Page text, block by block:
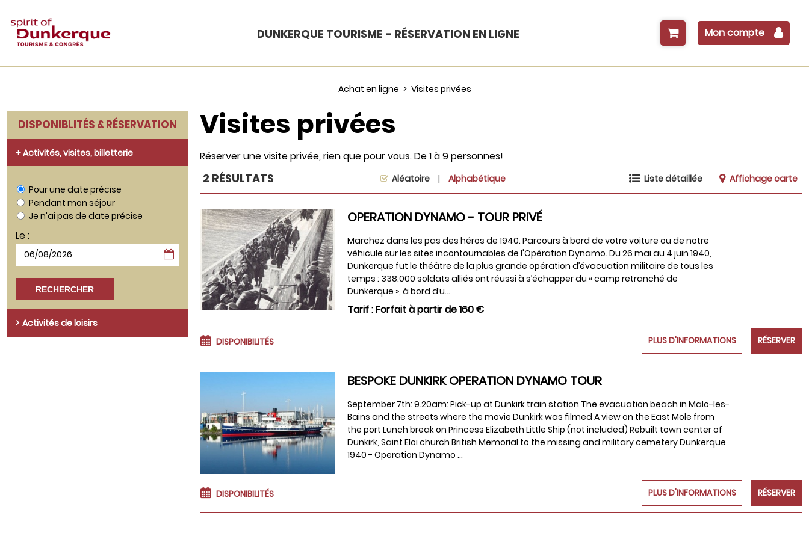
DUNKERQUE TOURISME - RÉSERVATION EN LIGNE Mon compte
Achat en ligne > Visites privées
DISPONIBLITÉS & RÉSERVATION
+ Activités, visites, billetterie
Pour une date précise
Pendant mon séjour
Je n'ai pas de date précise
Le :
Activités de loisirs
Visites privées
Réserver une visite privée, rien que pour vous. De 1 à 9 personnes!
Liste détaillée Affichage carte
2 RÉSULTATS Aléatoire Alphabétique
OPERATION DYNAMO - TOUR PRIVÉ
Marchez dans les pas des héros de 1940. Parcours à bord de votre voiture ou de notre
véhicule sur les sites incontournables de l'Opération Dynamo. Du 26 mai au 4 juin 1940,
Dunkerque fut le théâtre de la plus grande opération d’évacuation militaire de tous les
temps : 338.000 soldats alliés ont réussi à s’échapper du « camp retranché de
Dunkerque », à bord d’u...
Tarif :Forfait à partir de160 €
PLUS D'INFORMATIONS RÉSERVER
DISPONIBILITÉS
BESPOKE DUNKIRK OPERATION DYNAMO TOUR
September 7th: 9.20am: Pick-up at Dunkirk train station The evacuation beach in Malo-les-
Bains and the streets where the movie Dunkirk was filmed A view on the East Mole from
the port Lunch break on Princess Elizabeth Little Ship (not included) Rebuilt town center of
Dunkirk, Saint Eloi church British Memorial to the missing and military cemetery Dunkerque
1940 - Operation Dynamo ...
PLUS D'INFORMATIONS RÉSERVER
DISPONIBILITÉS